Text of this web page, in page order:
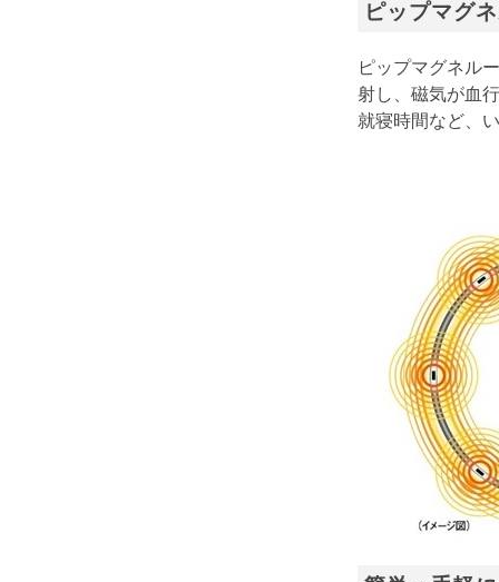
ピップマグ
ピップマグネル
射し、磁気が血
就寝時間など、